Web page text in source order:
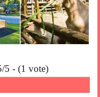
5 - (1 vote)